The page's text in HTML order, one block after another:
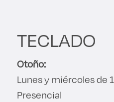
TECLADO
Otoño:
Lunes y miércoles de
Presencial